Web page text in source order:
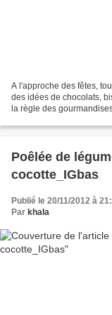
A l'approche des fêtes,
des idées de chocolats,
la règle des
Poêlée de
cocotte_IGbas
Publié le 20/11/2012 à
Par khala